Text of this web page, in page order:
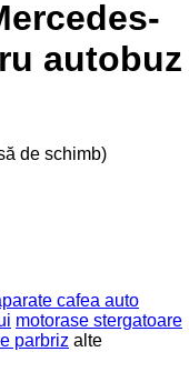
autobuz
de schimb)
cafea auto
motorase stergatoare
parbriz alte